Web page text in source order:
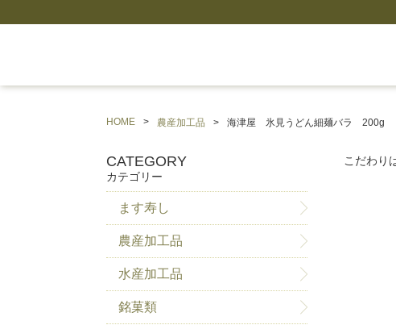
HOME 農産加工品 海津屋 氷見うどん細麺バラ 200g
こだわり
CATEGORY
カテゴリー
ます寿し
農産加工品
水産加工品
銘菓類